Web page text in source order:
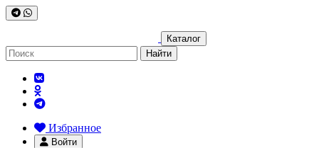
Каталог
Найти
Избранное
Войти